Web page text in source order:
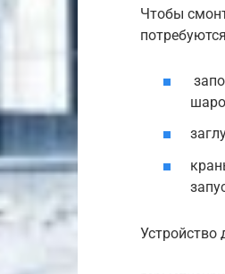
Чтобы
Устройство